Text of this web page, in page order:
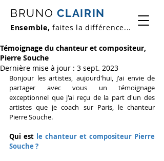
BRUNO CLAIRIN
Ensemble, faites la différence...
Témoignage du chanteur et compositeur,
Pierre Souche
Dernière mise à jour : 3 sept. 2023
Bonjour les artistes, aujourd'hui, j'ai envie de
partager avec vous un témoignage
exceptionnel que j'ai reçu de la part d'un des
artistes que je coach sur Paris, le chanteur
Pierre Souche.
Qui est le chanteur et compositeur Pierre
Souche ?